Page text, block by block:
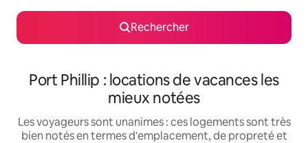
Rechercher
Port Phillip : locations de vacances les
mieux notées
Les voyageurs sont unanimes : ces logements sont très
bien notés en termes d'emplacement, de propreté et